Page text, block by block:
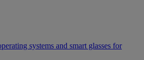
systems and smart glasses for